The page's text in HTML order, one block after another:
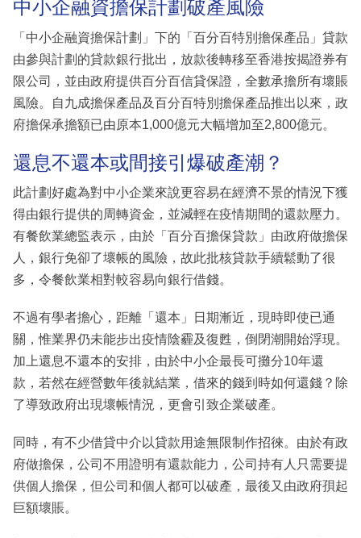
欄
訂
閱
專
區
中小企融資擔保計劃破產風險
「中小企融資擔保計劃」下的「百分百特別擔保產品」貸款
由參與計劃的貸款銀行批出，放款後轉移至香港按揭證券有
限公司，並由政府提供百分百信貸保證，全數承擔所有壞賬
風險。自九成擔保產品及百分百特別擔保產品推出以來，政
府擔保承擔額已由原本1,000億元大幅增加至2,800億元。
還息不還本或間接引爆破產潮？
此計劃好處為對中小企業來說更容易在經濟不景的情況下獲
得由銀行提供的周轉資金，並減輕在疫情期間的還款壓力。
有餐飲業總監表示，由於「百分百擔保貸款」由政府做擔保
人，銀行免卻了壞帳的風險，故此批核貸款手續鬆動了很
多，令餐飲業相對較容易向銀行借錢。
不過有學者擔心，距離「還本」日期漸近，現時即使已通
關，惟業界仍未能步出疫情陰霾及復甦，倒閉潮開始浮現。
加上還息不還本的安排，由於中小企最長可攤分10年還
款，若然在經營數年後就結業，借來的錢到時如何還錢？除
了導致政府出現壞帳情況，更會引致企業破產。
同時，有不少借貸中介以貸款用途無限制作招徠。由於有政
府做擔保，公司不用證明有還款能力，公司持有人只需要提
供個人擔保，但公司和個人都可以破產，最後又由政府孭起
巨額壞賬。